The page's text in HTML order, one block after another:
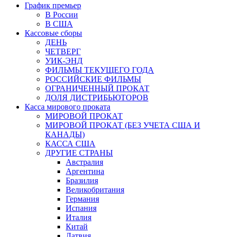
График премьер
В России
В США
Кассовые сборы
ДЕНЬ
ЧЕТВЕРГ
УИК-ЭНД
ФИЛЬМЫ ТЕКУЩЕГО ГОДА
РОССИЙСКИЕ ФИЛЬМЫ
ОГРАНИЧЕННЫЙ ПРОКАТ
ДОЛЯ ДИСТРИБЬЮТОРОВ
Касса мирового проката
МИРОВОЙ ПРОКАТ
МИРОВОЙ ПРОКАТ (БЕЗ УЧЕТА США И
КАНАДЫ)
КАССА США
ДРУГИЕ СТРАНЫ
Австралия
Аргентина
Бразилия
Великобритания
Германия
Испания
Италия
Китай